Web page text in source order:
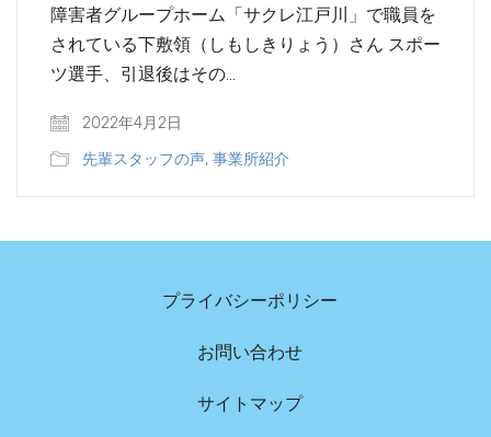
障害者グループホーム「サクレ江戸川」で職員を
されている下敷領（しもしきりょう）さん スポー
ツ選手、引退後はその…
2022年4月2日
先輩スタッフの声, 事業所紹介
プライバシーポリシー
お問い合わせ
サイトマップ